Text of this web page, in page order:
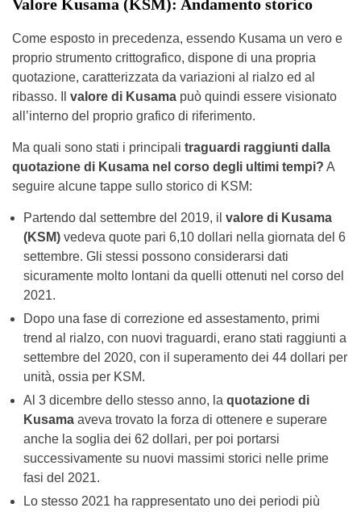
Valore Kusama (KSM): Andamento storico
Come esposto in precedenza, essendo Kusama un vero e
proprio strumento crittografico, dispone di una propria
quotazione, caratterizzata da variazioni al rialzo ed al
ribasso. Il valore di Kusama può quindi essere visionato
all’interno del proprio grafico di riferimento.
Ma quali sono stati i principali traguardi raggiunti dalla
quotazione di Kusama nel corso degli ultimi tempi? A
seguire alcune tappe sullo storico di KSM:
Partendo dal settembre del 2019, il valore di Kusama
(KSM) vedeva quote pari 6,10 dollari nella giornata del 6
settembre. Gli stessi possono considerarsi dati
sicuramente molto lontani da quelli ottenuti nel corso del
2021.
Dopo una fase di correzione ed assestamento, primi
trend al rialzo, con nuovi traguardi, erano stati raggiunti a
settembre del 2020, con il superamento dei 44 dollari per
unità, ossia per KSM.
Al 3 dicembre dello stesso anno, la quotazione di
Kusama aveva trovato la forza di ottenere e superare
anche la soglia dei 62 dollari, per poi portarsi
successivamente su nuovi massimi storici nelle prime
fasi del 2021.
Lo stesso 2021 ha rappresentato uno dei periodi più